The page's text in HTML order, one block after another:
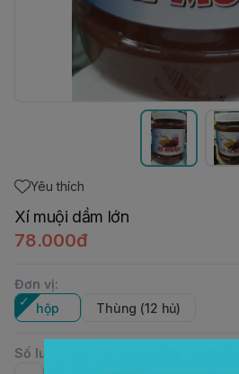
Yêu thích
Xí muội dầm lớn
78.000đ
Đơn vị:
hộp
Thùng (12 hủ)
Số lượng